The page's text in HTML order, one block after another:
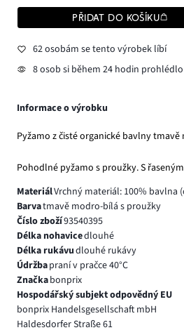
PŘIDAT DO KOŠÍKU
62 osobám se tento výrobek líbí
8 osob si během 24 hodin
Informace o výrobku
Pyžamo z čisté organické bavlny
Pohodlné pyžamo s proužky. S
MateriálVrchný materiál: 100% bavlna
Barvatmavě modro-bílá s proužky
Číslo zboží93540395
Délka nohavicedlouhé
Délka rukávudlouhé rukávy
Údržbapraní v pračce 40°C
Značkabonprix
Hospodářský subjekt odpovědný EU
bonprix Handelsgesellschaft mbH
Haldesdorfer Straße 61